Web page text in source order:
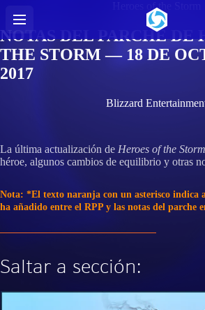
Heroes of the Storm
NOTAS DEL PARCHE DE
THE STORM — 18 DE
2017
Blizzard
La última actualización de Heroes of the Storm
héroe, algunos cambios de equilibrio y otras
Nota: *El texto naranja con un asterisco indica
ha añadido entre el RPP y las notas del parche
Saltar a sección: